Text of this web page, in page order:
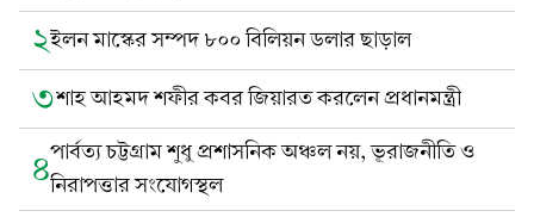
২ইলন মাস্কের সম্পদ ৮০০ বিলিয়ন ডলার ছাড়াল
৩শাহ আহমদ শফীর কবর জিয়ারত করলেন প্রধানমন্ত্রী
৪পার্বত্য চট্টগ্রাম শুধু প্রশাসনিক অঞ্চল নয়, ভূরাজনীতি ও
নিরাপত্তার সংযোগস্থল